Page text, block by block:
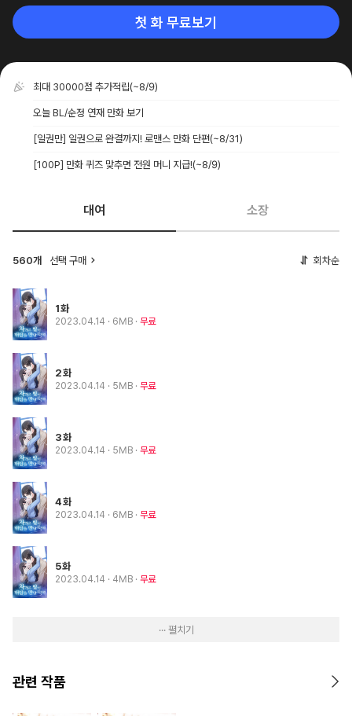
첫 화 무료보기
최대 30000점 추가적립(~8/9)
오늘 BL/순정 연재 만화 보기
[일권만] 일권으로 완결까지! 로맨스 만화 단편(~8/31)
[100P] 만화 퀴즈 맞추면 전원 머니 지급!(~8/9)
대여 소장
560개 선택 구매 회차순
1화
2023.04.14 · 6MB 무료
2화
2023.04.14 · 5MB 무료
3화
2023.04.14 · 5MB 무료
4화
2023.04.14 · 6MB 무료
5화
2023.04.14 · 4MB 무료
··· 펼치기
관련 작품